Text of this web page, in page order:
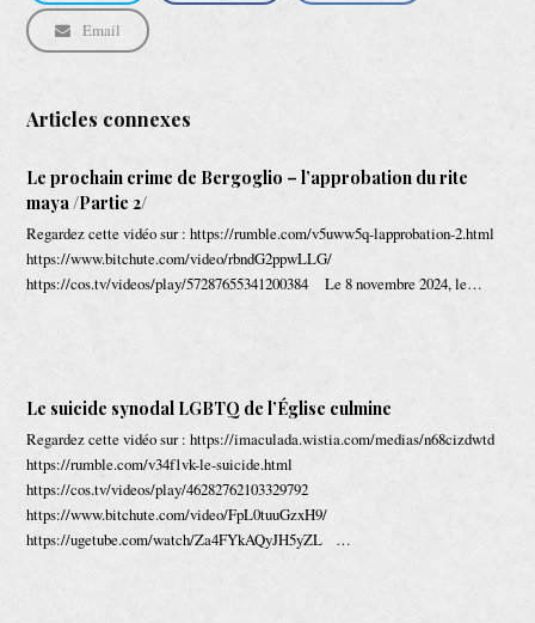
Email
Articles connexes
Le prochain crime de Bergoglio – l’approbation du rite
maya /Partie 2/
Regardez cette vidéo sur : https://rumble.com/v5uww5q-lapprobation-2.html
https://www.bitchute.com/video/rbndG2ppwLLG/
https://cos.tv/videos/play/57287655341200384 Le 8 novembre 2024, le…
Le suicide synodal LGBTQ de l’Église culmine
Regardez cette vidéo sur : https://imaculada.wistia.com/medias/n68cizdwtd
https://rumble.com/v34f1vk-le-suicide.html
https://cos.tv/videos/play/46282762103329792
https://www.bitchute.com/video/FpL0tuuGzxH9/
https://ugetube.com/watch/Za4FYkAQyJH5yZL …